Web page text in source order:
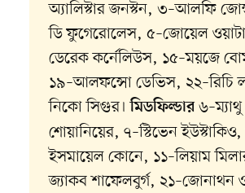
অ্যালিস্টার জনস্টন, ৩–আলফি
ডি ফুগেরোলেস, ৫–জোয়েল
ডেরেক কর্নেলিউস, ১৫–ময়জে
১৯–আলফন্সো ডেভিস, ২২–রিচি
নিকো সিগুর।মিডফিল্ডার৬–ম্যাথু
শোয়ানিয়ের, ৭–স্টিভেন
ইসমায়েল কোনে, ১১–লিয়াম
জ্যাকব শাফেলবুর্গ, ২১–জোনাথন